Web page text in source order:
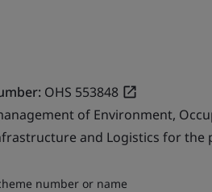
OHS 553848
of Environment,
and Logistics for the
number or name